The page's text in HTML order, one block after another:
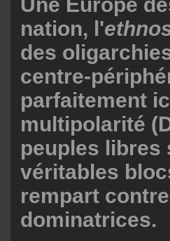
Une Europe
nation, l'
des
centre-
parfaitement
multipolarité
peuples libres
véritables
rempart
dominatrices.